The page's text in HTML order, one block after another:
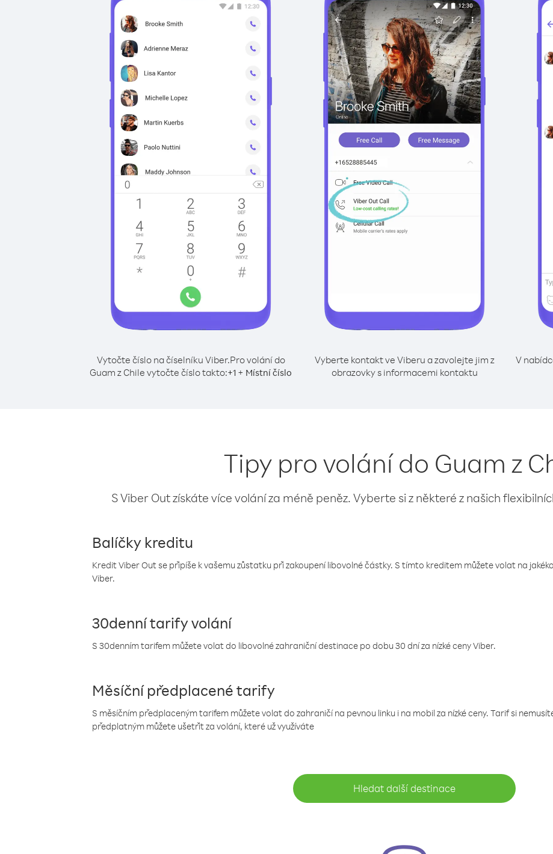
Vytočte číslo na číselníku Viber.Pro volání do
Guam z Chile vytočte číslo takto:+1 + Místní číslo
Vyberte kontakt ve Viberu a zavolejte jim z
obrazovky s informacemi kontaktu
V
Tipy pro volání do Guam z
S Viber Out získáte více volání za méně peněz. Vyberte si z některé z našich
Balíčky kreditu
Kredit Viber Out se připíše k vašemu zůstatku při zakoupení libovolné částky. S tímto kreditem můžete volat na
Viber.
30denní tarify volání
S 30denním tarifem můžete volat do libovolné zahraniční destinace po dobu 30 dní za nízké ceny Viber.
Měsíční předplacené tarify
S měsíčním předplaceným tarifem můžete volat do zahraničí na pevnou linku i na mobil za nízké ceny. Tarif si
předplatným můžete ušetřit za volání, které už využíváte
Hledat další destinace